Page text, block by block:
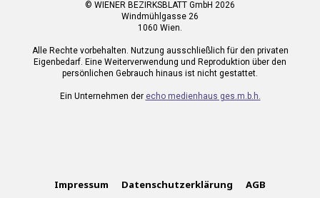
© WIENER BEZIRKSBLATT GmbH 2026
Windmühlgasse 26
1060 Wien.
Alle Rechte vorbehalten. Nutzung ausschließlich für den privaten
Eigenbedarf. Eine Weiterverwendung und Reproduktion über den
persönlichen Gebrauch hinaus ist nicht gestattet.
Ein Unternehmen der echo medienhaus ges.m.b.h.
Impressum Datenschutzerklärung AGB